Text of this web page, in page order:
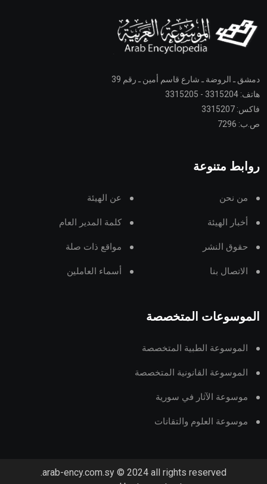
دمشق ـ الروضة ـ شارع قاسم أمين ـ رقم 39
هاتف: 3315204 - 3315205
فاكس: 3315207
ص.ب: 7296
روابط متنوعة
من نحن عن الهيئة
أخبار الهيئة كلمة المدير العام
حقوق النشر مواقع ذات صلة
الاتصال بنا أسماء العاملين
الموسوعات المتخصصة
الموسوعة الطبية المتخصصة
الموسوعة القانونية المتخصصة
موسوعة الآثار في سورية
موسوعة العلوم والتقانات
arab-ency.com.sy © 2024 all rights reserved.